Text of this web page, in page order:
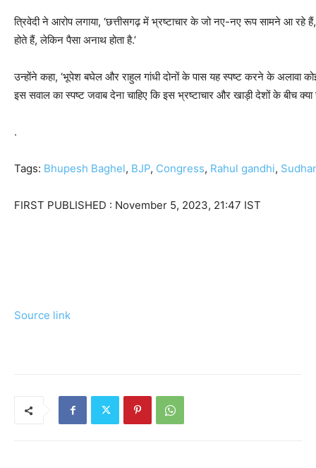
त्रिवेदी ने आरोप लगाया, ‘छत्तीसगढ़ में भ्रष्टाचार के जो नए-नए रूप सामने आ रहे
होते हैं, लेकिन पैसा अनाथ होता है.’
उन्होंने कहा, ‘भूपेश बघेल और राहुल गांधी दोनों के पास यह स्पष्ट करने के अलावा
इस सवाल का स्पष्ट जवाब देना चाहिए कि इस भ्रष्टाचार और खाड़ी देशों के बीच क्या
.
Tags: Bhupesh Baghel, BJP, Congress, Rahul gandhi,
FIRST PUBLISHED : November 5, 2023, 21:47 IST
Source link